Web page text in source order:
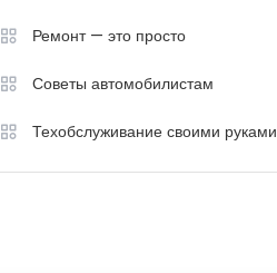
Ремонт — это просто
Советы автомобилистам
Техобслуживание своими руками